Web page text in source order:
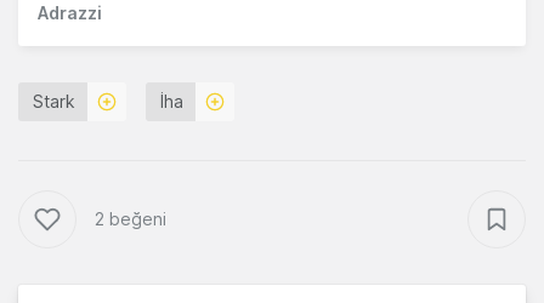
Adrazzi
Stark İha
2 beğeni